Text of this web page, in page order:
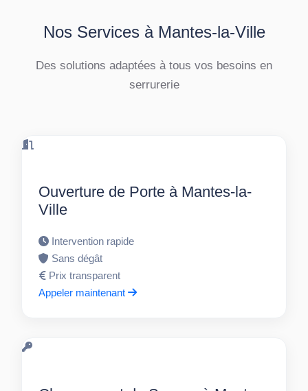
Nos Services à Mantes-la-Ville
Des solutions adaptées à tous vos besoins en
serrurerie
Ouverture de Porte à Mantes-la-
Ville
Intervention rapide
Sans dégât
Prix transparent
Appeler maintenant